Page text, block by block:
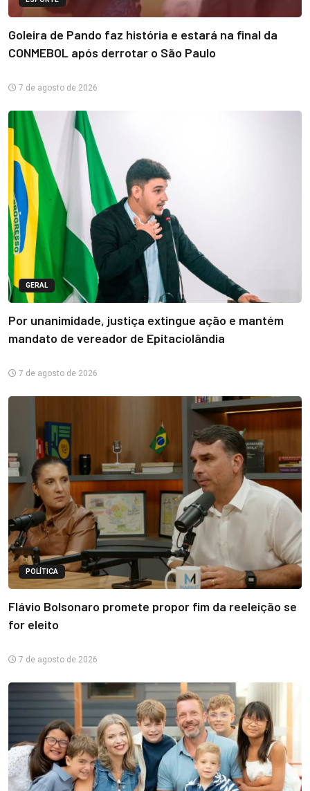
Goleira de Pando faz história e estará na final da
CONMEBOL após derrotar o São Paulo
7 de agosto de 2026
GERAL
Por unanimidade, justiça extingue ação e mantém
mandato de vereador de Epitaciolândia
7 de agosto de 2026
POLÍTICA
Flávio Bolsonaro promete propor fim da reeleição se
for eleito
7 de agosto de 2026